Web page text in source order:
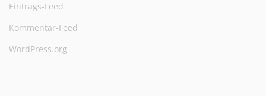
Eintrags-Feed
Kommentar-Feed
WordPress.org